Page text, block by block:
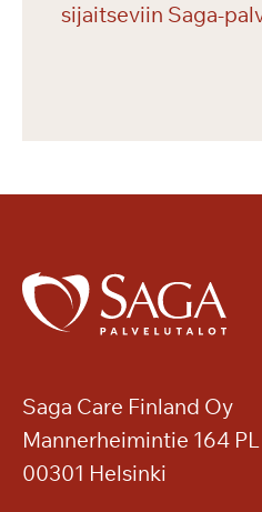
sijaitseviin Saga-
Saga Care Finland Oy
Mannerheimintie 164 PL
00301 Helsinki